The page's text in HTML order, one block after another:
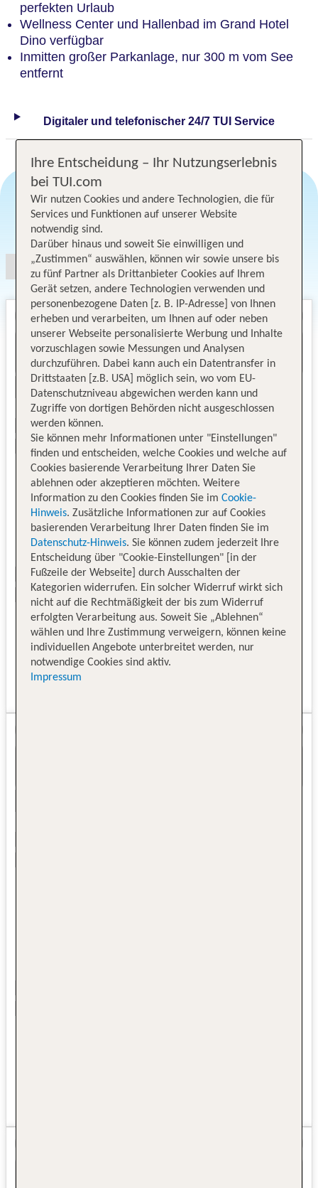
perfekten Urlaub
Wellness Center und Hallenbad im Grand Hotel
Dino verfügbar
Inmitten großer Parkanlage, nur 300 m vom See
entfernt
Digitaler und telefonischer 24/7 TUI Service
Angebotsauswahl
Ihre Entscheidung – Ihr Nutzungserlebnis
bei TUI.com
Wir nutzen Cookies und andere Technologien, die für
Services und Funktionen auf unserer Website
notwendig sind.
Darüber hinaus und soweit Sie einwilligen und
„Zustimmen“ auswählen, können wir sowie unsere bis
zu fünf Partner als Drittanbieter Cookies auf Ihrem
Gerät setzen, andere Technologien verwenden und
personenbezogene Daten [z. B. IP-Adresse] von Ihnen
erheben und verarbeiten, um Ihnen auf oder neben
unserer Webseite personalisierte Werbung und Inhalte
vorzuschlagen sowie Messungen und Analysen
durchzuführen. Dabei kann auch ein Datentransfer in
Drittstaaten [z.B. USA] möglich sein, wo vom EU-
Datenschutzniveau abgewichen werden kann und
Zugriffe von dortigen Behörden nicht ausgeschlossen
werden können.
Sie können mehr Informationen unter "Einstellungen"
finden und entscheiden, welche Cookies und welche auf
Cookies basierende Verarbeitung Ihrer Daten Sie
ablehnen oder akzeptieren möchten. Weitere
Information zu den Cookies finden Sie im Cookie-
Hinweis. Zusätzliche Informationen zur auf Cookies
basierenden Verarbeitung Ihrer Daten finden Sie im
Datenschutz-Hinweis. Sie können zudem jederzeit Ihre
Entscheidung über "Cookie-Einstellungen" [in der
Fußzeile der Webseite] durch Ausschalten der
Kategorien widerrufen. Ein solcher Widerruf wirkt sich
nicht auf die Rechtmäßigkeit der bis zum Widerruf
erfolgten Verarbeitung aus. Soweit Sie „Ablehnen“
wählen und Ihre Zustimmung verweigern, können keine
individuellen Angebote unterbreitet werden, nur
notwendige Cookies sind aktiv.
Impressum